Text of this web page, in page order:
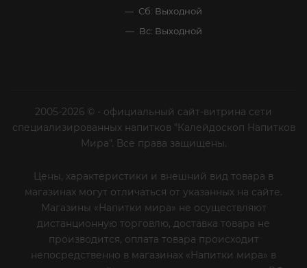
Сб: Выходной
Вс: Выходной
2005-2026 © - официальный сайт-витрина сети
специализированных напитков "Калейдоскоп Напитков
Мира". Все права защищены.
Цены, характеристики и внешний вид товара в
магазинах могут отличаться от указанных на сайте.
Магазины «Напитки мира» не осуществляют
дистанционную торговлю, доставка товара не
производится, оплата товара происходит
непосредственно в магазинах «Напитки мира» в